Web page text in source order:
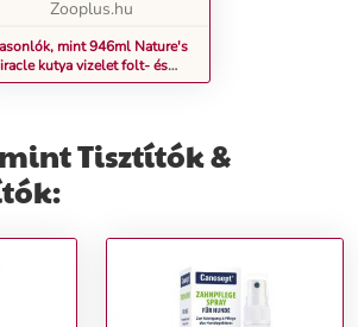
Zooplus.hu
mint 946ml Nature's
kutya vizelet folt- és
Tisztítók &